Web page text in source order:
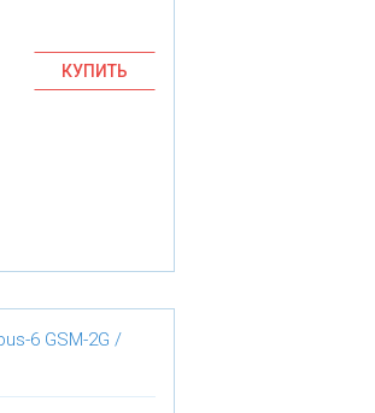
КУПИТЬ